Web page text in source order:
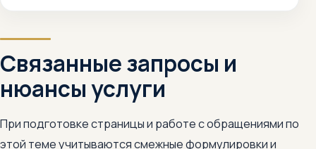
Связанные запросы и
нюансы услуги
При подготовке страницы и работе с обращениями по
этой теме учитываются смежные формулировки и